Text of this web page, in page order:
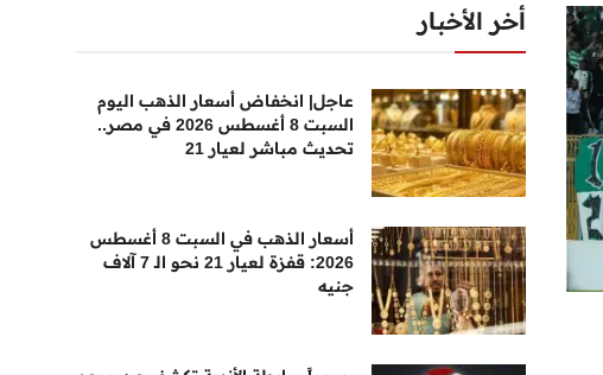
أخر الأخبار
عاجل| انخفاض أسعار الذهب اليوم
السبت 8 أغسطس 2026 في مصر..
تحديث مباشر لعيار 21
أسعار الذهب في السبت 8 أغسطس
2026: قفزة لعيار 21 نحو الـ 7 آلاف
جنيه